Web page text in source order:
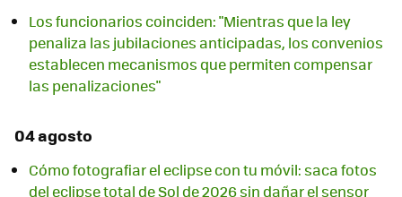
Los funcionarios coinciden: "Mientras que la ley
penaliza las jubilaciones anticipadas, los convenios
establecen mecanismos que permiten compensar
las penalizaciones"
04 agosto
Cómo fotografiar el eclipse con tu móvil: saca fotos
del eclipse total de Sol de 2026 sin dañar el sensor